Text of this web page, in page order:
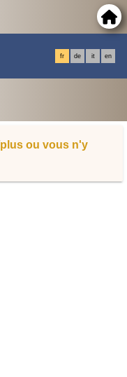
fr de it en
ou vous n'y